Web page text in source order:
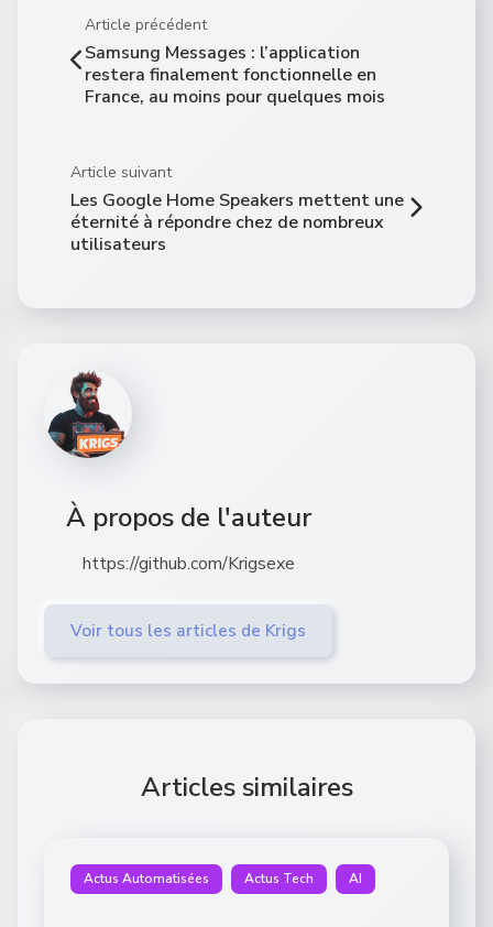
Article précédent
Samsung Messages : l’application
restera finalement fonctionnelle en
France, au moins pour quelques mois
Article suivant
Les Google Home Speakers mettent une
éternité à répondre chez de nombreux
utilisateurs
À propos de l'auteur
https://github.com/Krigsexe
Voir tous les articles de Krigs
Articles similaires
Actus Automatisées Actus Tech AI